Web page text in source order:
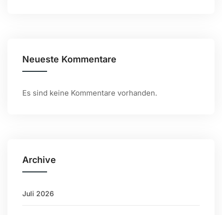
Neueste Kommentare
Es sind keine Kommentare vorhanden.
Archive
Juli 2026